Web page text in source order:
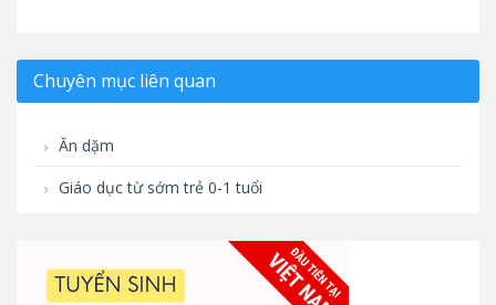
Chuyên mục liên quan
Ăn dặm
Giáo dục từ sớm trẻ 0-1 tuổi